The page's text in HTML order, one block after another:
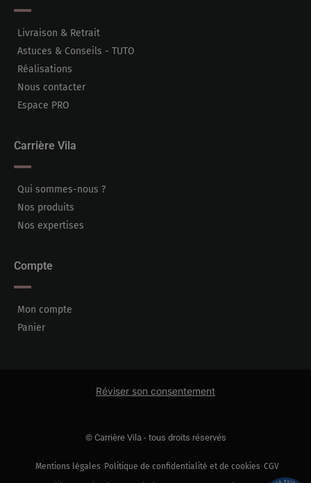
Livraison & Retrait
Astuces & Conseils - TUTO
Réalisations
Nous contacter
Espace PRO
Carrière Vila
Qui sommes-nous ?
Nos produits
Nos expertises
Compte
Mon compte
Panier
Réviser son consentement
© Carrière Vila - tous droits réservés
Mentions légales Politique de confidentialité et de cookies CGV